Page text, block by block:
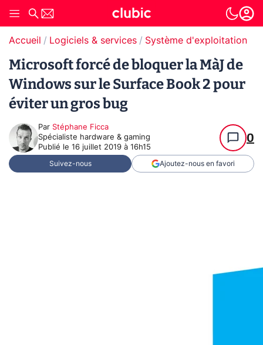
Accueil Logiciels & services Système d'exploitation
Microsoft forcé de bloquer la MàJ de
Windows sur le Surface Book 2 pour
éviter un gros bug
Par Stéphane Ficca
Spécialiste hardware & gaming
Publié le 16 juillet 2019 à 16h15
0
Suivez-nous Ajoutez-nous en favori